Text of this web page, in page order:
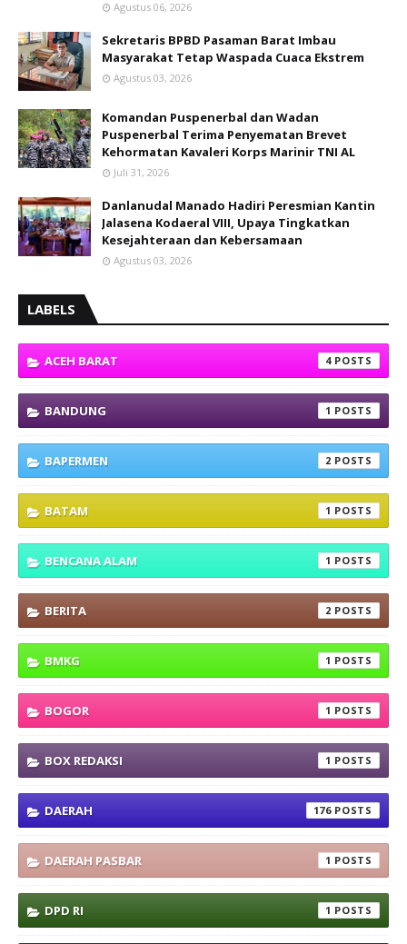
Agustus 06, 2026
Sekretaris BPBD Pasaman Barat Imbau
Masyarakat Tetap Waspada Cuaca Ekstrem
Agustus 03, 2026
Komandan Puspenerbal dan Wadan
Puspenerbal Terima Penyematan Brevet
Kehormatan Kavaleri Korps Marinir TNI AL
Juli 31, 2026
Danlanudal Manado Hadiri Peresmian Kantin
Jalasena Kodaeral VIII, Upaya Tingkatkan
Kesejahteraan dan Kebersamaan
Agustus 03, 2026
LABELS
ACEH BARAT 4
BANDUNG 1
BAPERMEN 2
BATAM 1
BENCANA ALAM 1
BERITA 2
BMKG 1
BOGOR 1
BOX REDAKSI 1
DAERAH 176
DAERAH PASBAR 1
DPD RI 1